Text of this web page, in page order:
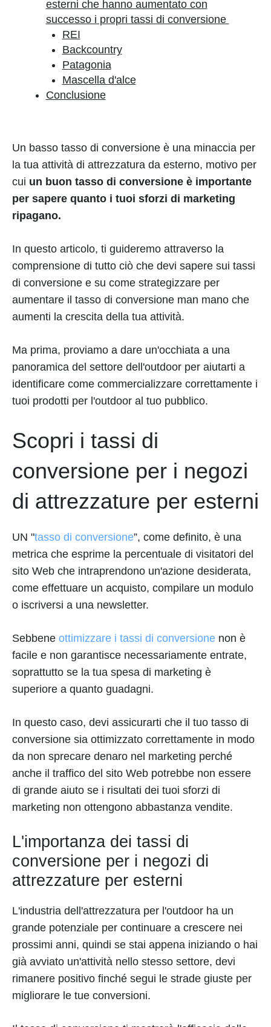
esterni che hanno aumentato con
successo i propri tassi di conversione
REI
Backcountry
Patagonia
Mascella d'alce
Conclusione
Un basso tasso di conversione è una minaccia per
la tua attività di attrezzatura da esterno, motivo per
cui un buon tasso di conversione è importante
per sapere quanto i tuoi sforzi di marketing
ripagano.
In questo articolo, ti guideremo attraverso la
comprensione di tutto ciò che devi sapere sui tassi
di conversione e su come strategizzare per
aumentare il tasso di conversione man mano che
aumenti la crescita della tua attività.
Ma prima, proviamo a dare un'occhiata a una
panoramica del settore dell'outdoor per aiutarti a
identificare come commercializzare correttamente i
tuoi prodotti per l'outdoor al tuo pubblico.
Scopri i tassi di
conversione per i negozi
di attrezzature per esterni
UN "tasso di conversione”, come definito, è una
metrica che esprime la percentuale di visitatori del
sito Web che intraprendono un'azione desiderata,
come effettuare un acquisto, compilare un modulo
o iscriversi a una newsletter.
Sebbene ottimizzare i tassi di conversione non è
facile e non garantisce necessariamente entrate,
soprattutto se la tua spesa di marketing è
superiore a quanto guadagni.
In questo caso, devi assicurarti che il tuo tasso di
conversione sia ottimizzato correttamente in modo
da non sprecare denaro nel marketing perché
anche il traffico del sito Web potrebbe non essere
di grande aiuto se i risultati dei tuoi sforzi di
marketing non ottengono abbastanza vendite.
L'importanza dei tassi di
conversione per i negozi di
attrezzature per esterni
L'industria dell'attrezzatura per l'outdoor ha un
grande potenziale per continuare a crescere nei
prossimi anni, quindi se stai appena iniziando o hai
già avviato un'attività nello stesso settore, devi
rimanere positivo finché segui le strade giuste per
migliorare le tue conversioni.